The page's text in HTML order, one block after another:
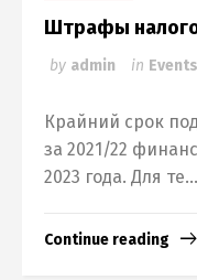
Штрафы
by admin in Events
Крайний срок
за 2021/22
2023 года. Для те...
Continue reading